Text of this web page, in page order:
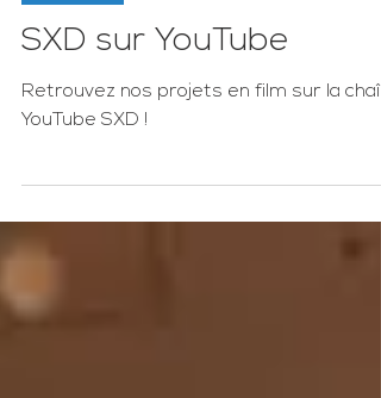
Actualités
SXD sur YouTube
Retrouvez nos projets en film sur la